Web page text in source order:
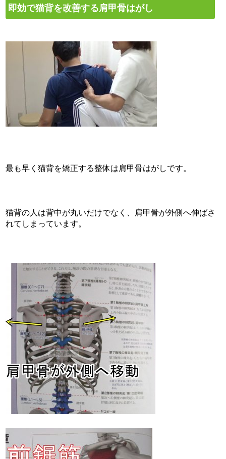
即効で猫背を改善する肩甲骨はがし
最も早く猫背を矯正する整体は肩甲骨はがしです。
猫背の人は背中が丸いだけでなく、肩甲骨が外側へ伸ばさ
れてしまっています。